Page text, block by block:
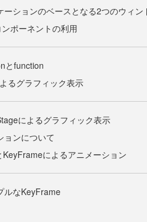
ーションのベースとなる2つのウィン
ポーネントの利用
とfunction
るグラフィック表示
によるグラフィック表示
ョンについて
によるアニメーション
ルなKeyFrame